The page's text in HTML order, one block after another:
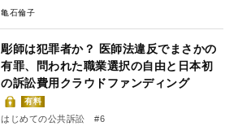
亀石倫子
彫師は犯罪者か？ 医師法違反でまさかの
有罪、問われた職業選択の自由と日本初
の訴訟費用クラウドファンディング
有料
はじめての公共訴訟 #6